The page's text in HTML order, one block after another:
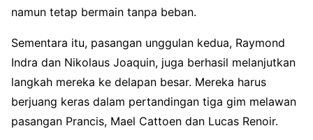
namun tetap bermain tanpa beban.
Sementara itu, pasangan unggulan kedua, Raymond
Indra dan Nikolaus Joaquin, juga berhasil melanjutkan
langkah mereka ke delapan besar. Mereka harus
berjuang keras dalam pertandingan tiga gim melawan
pasangan Prancis, Mael Cattoen dan Lucas Renoir.